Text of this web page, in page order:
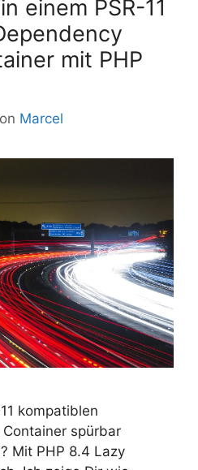
einem PSR-11
mit PHP
Marcel
kompatiblen
spürbar
Mit PHP 8.4 Lazy